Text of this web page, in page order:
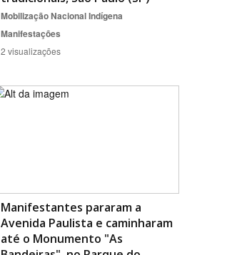
Mobilização Nacional Indígena
Manifestações
2 visualizações
Manifestantes pararam a
Avenida Paulista e caminharam
até o Monumento "As